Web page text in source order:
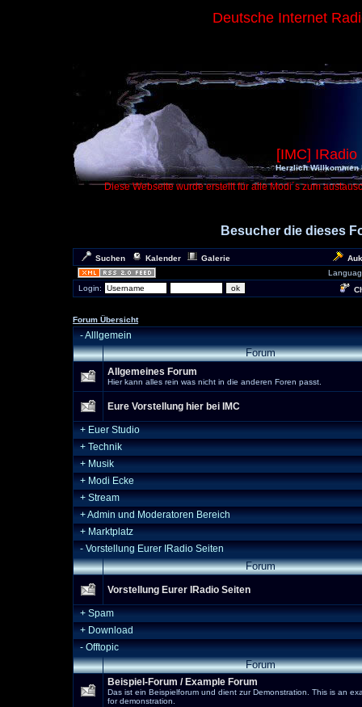
Deutsche Internet
[IMC]
Herzlich Willkommen
Diese Webseite wurde erstellt für alle Modi´s zum
Besucher die dieses
Suchen Kalender Galerie
Login:
Forum Übersicht
-Alllgemein
Forum
Allgemeines Forum
Hier kann alles rein was nicht in die anderen Foren passt.
Eure Vorstellung hier bei IMC
+ Euer Studio
+ Technik
+ Musik
+ Modi Ecke
+ Stream
+Admin und Moderatoren Bereich
+ Marktplatz
- Vorstellung Eurer IRadio Seiten
Forum
Vorstellung Eurer IRadio Seiten
+ Spam
+ Download
- Offtopic
Forum
Beispiel-Forum / Example Forum
Das ist ein Beispielforum und dient zur Demonstration. This is an
for demonstration.